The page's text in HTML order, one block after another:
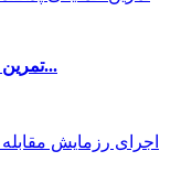
تمرین عملیاتی پدافند غیرعامل در سد و نیروگاه...